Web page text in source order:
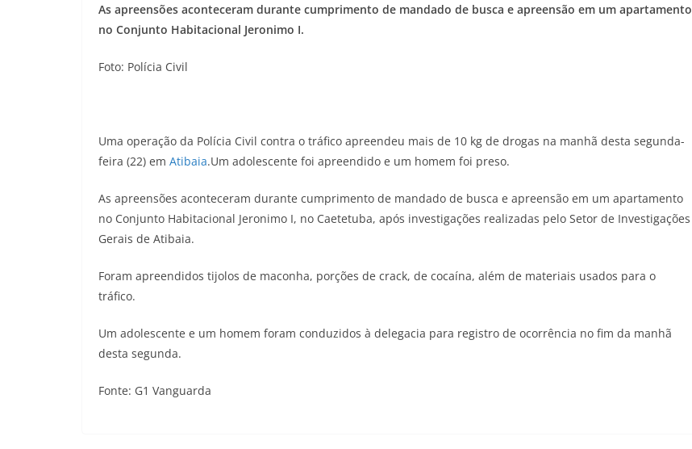
As apreensões aconteceram durante cumprimento de mandado de busca e apreensão em um apartamento
no Conjunto Habitacional Jeronimo I.
Foto: Polícia Civil
Uma operação da Polícia Civil contra o tráfico apreendeu mais de 10 kg de drogas na manhã desta segunda-
feira (22) em Atibaia.Um adolescente foi apreendido e um homem foi preso.
As apreensões aconteceram durante cumprimento de mandado de busca e apreensão em um apartamento
no Conjunto Habitacional Jeronimo I, no Caetetuba, após investigações realizadas pelo Setor de Investigações
Gerais de Atibaia.
Foram apreendidos tijolos de maconha, porções de crack, de cocaína, além de materiais usados para o
tráfico.
Um adolescente e um homem foram conduzidos à delegacia para registro de ocorrência no fim da manhã
desta segunda.
Fonte: G1 Vanguarda